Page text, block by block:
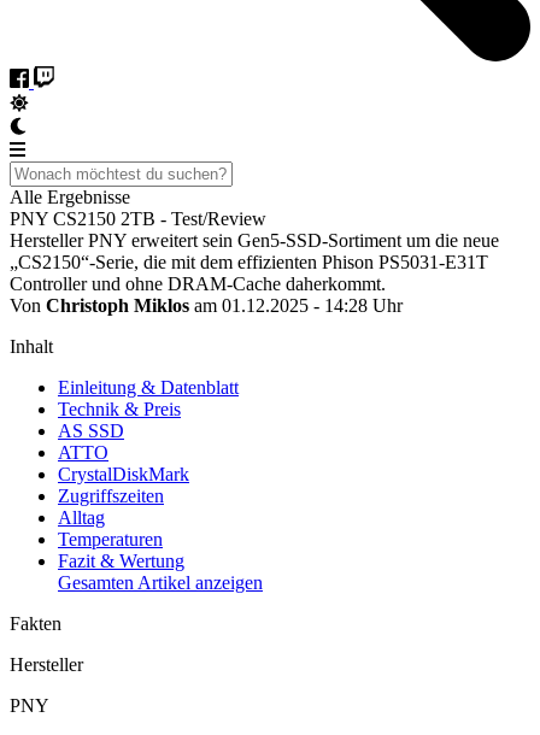
Alle Ergebnisse
PNY CS2150 2TB - Test/Review
Hersteller PNY erweitert sein Gen5-SSD-Sortiment um die neue
„CS2150“-Serie, die mit dem effizienten Phison PS5031-E31T
Controller und ohne DRAM-Cache daherkommt.
Von Christoph Miklos am 01.12.2025 - 14:28 Uhr
Inhalt
Einleitung & Datenblatt
Technik & Preis
AS SSD
ATTO
CrystalDiskMark
Zugriffszeiten
Alltag
Temperaturen
Fazit & Wertung
Gesamten Artikel anzeigen
Fakten
Hersteller
PNY